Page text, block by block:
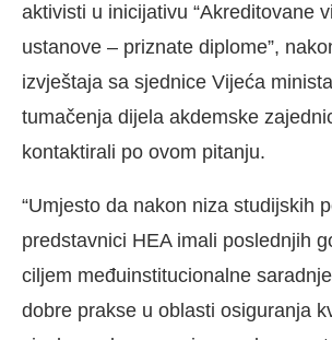
aktivisti u inicijativu “Akreditovane
ustanove – priznate diplome”,
izvještaja sa sjednice Vijeća
tumačenja dijela akdemske
kontaktirali po ovom pitanju.
“Umjesto da nakon niza studijskih
predstavnici HEA imali poslednjih
ciljem međuinstitucionalne
dobre prakse u oblasti osiguranja